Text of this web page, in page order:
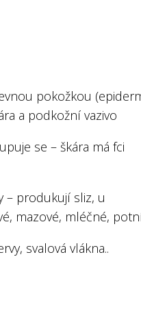
pokožkou
a podkožní vazivo
se – škára má fci
– produkují sliz, u
mazové, mléčné,
svalová vlákna..